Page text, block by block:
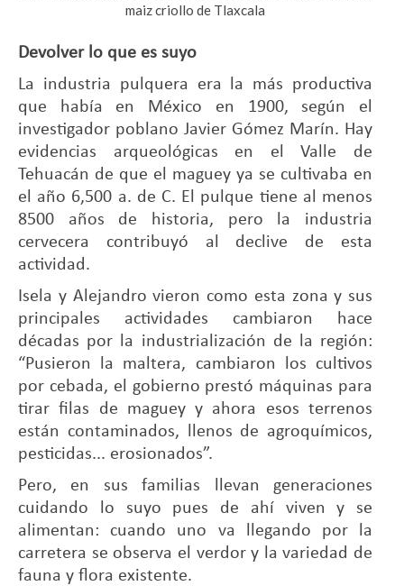
maiz criollo de Tlaxcala
Devolver lo que es suyo
La industria pulquera era la más productiva
que había en México en 1900, según el
investigador poblano Javier Gómez Marín. Hay
evidencias arqueológicas en el Valle de
Tehuacán de que el maguey ya se cultivaba en
el año 6,500 a. de C. El pulque tiene al menos
8500 años de historia, pero la industria
cervecera contribuyó al declive de esta
actividad.
Isela y Alejandro vieron como esta zona y sus
principales actividades cambiaron hace
décadas por la industrialización de la región:
“Pusieron la maltera, cambiaron los cultivos
por cebada, el gobierno prestó máquinas para
tirar filas de maguey y ahora esos terrenos
están contaminados, llenos de agroquímicos,
pesticidas... erosionados”.
Pero, en sus familias llevan generaciones
cuidando lo suyo pues de ahí viven y se
alimentan: cuando uno va llegando por la
carretera se observa el verdor y la variedad de
fauna y flora existente.